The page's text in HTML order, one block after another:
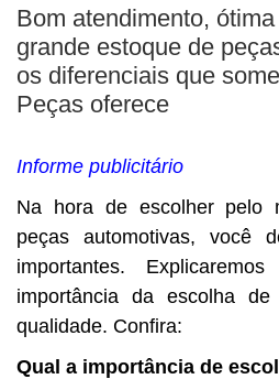
Bom atendimento,
grande estoque de
os diferenciais que
Peças oferece
Informe publicitário
Na hora de escolher pelo
peças automotivas, você
importantes.
importância da escolha
qualidade. Confira:
Qual a importância de